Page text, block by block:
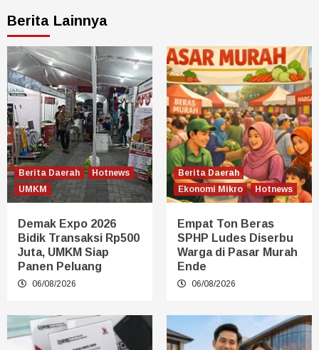
Berita Lainnya
Berita Daerah
Hotnews
UMKM
Demak Expo 2026
Bidik Transaksi Rp500
Juta, UMKM Siap
Panen Peluang
06/08/2026
Berita Daerah
Ekonomi Mikro
Hotnews
Empat Ton Beras
SPHP Ludes Diserbu
Warga di Pasar Murah
Ende
06/08/2026